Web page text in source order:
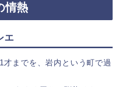
情熱
エ
までを、岩内という町で過